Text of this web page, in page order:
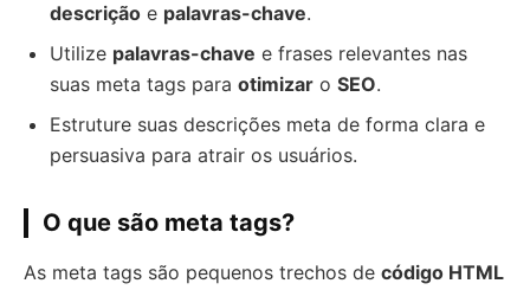
descrição e palavras-chave.
Utilize palavras-chave e frases relevantes nas
suas meta tags para otimizar o SEO.
Estruture suas descrições meta de forma clara e
persuasiva para atrair os usuários.
O que são meta tags?
As meta tags são pequenos trechos de código HTML